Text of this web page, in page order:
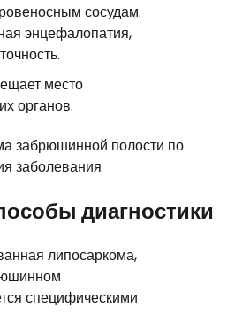
сосудам.
энцефалопатия,
место
органов.
диагностики
липосаркома,
специфическими